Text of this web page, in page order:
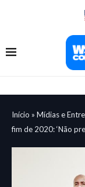
Início » Mídias e
fim de 2020: ‘Não